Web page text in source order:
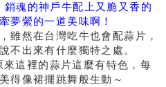
銷魂的神戶牛配上又脆又香的
夢縈的一道美味啊！
雖然在台灣吃牛也會配蒜片，
不出來有什麼獨特之處。
這裡的蒜片這麼有特色，每
得像裙擺跳舞般生動～